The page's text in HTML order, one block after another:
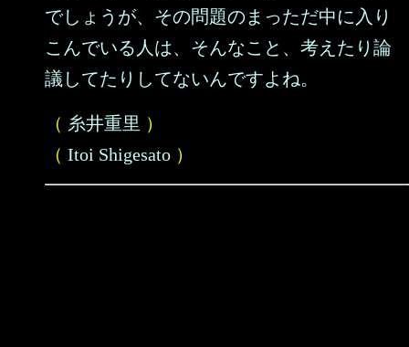
でしょうが、その問題のまっただ中に入り
こんでいる人は、そんなこと、考えたり論
議してたりしてないんですよね。
（ 糸井重里 ）
（ Itoi Shigesato ）